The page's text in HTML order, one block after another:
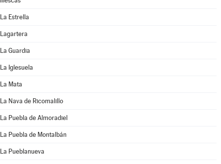
La Estrella
Lagartera
La Guardia
La Iglesuela
La Mata
La Nava de Ricomalillo
La Puebla de Almoradiel
La Puebla de Montalbán
La Pueblanueva